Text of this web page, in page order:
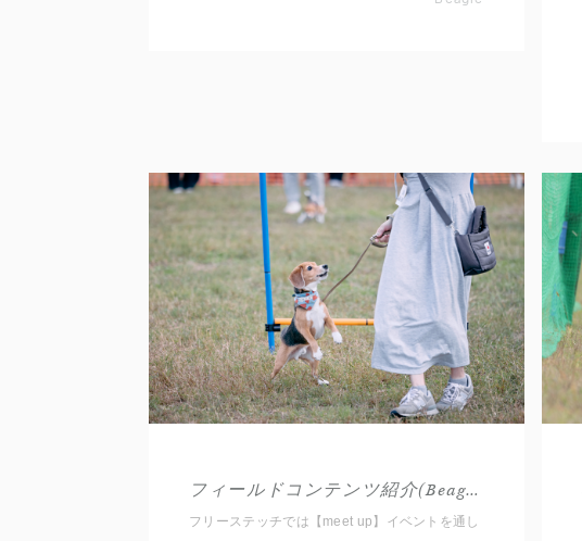
フィールドコンテンツ紹介(Beagle)
フリーステッチでは【meet up】イベントを通し